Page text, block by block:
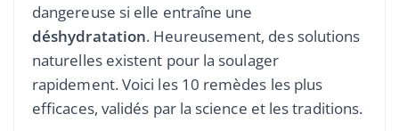
dangereuse si elle entraîne une
déshydratation. Heureusement, des solutions
naturelles existent pour la soulager
rapidement. Voici les 10 remèdes les plus
efficaces, validés par la science et les traditions.